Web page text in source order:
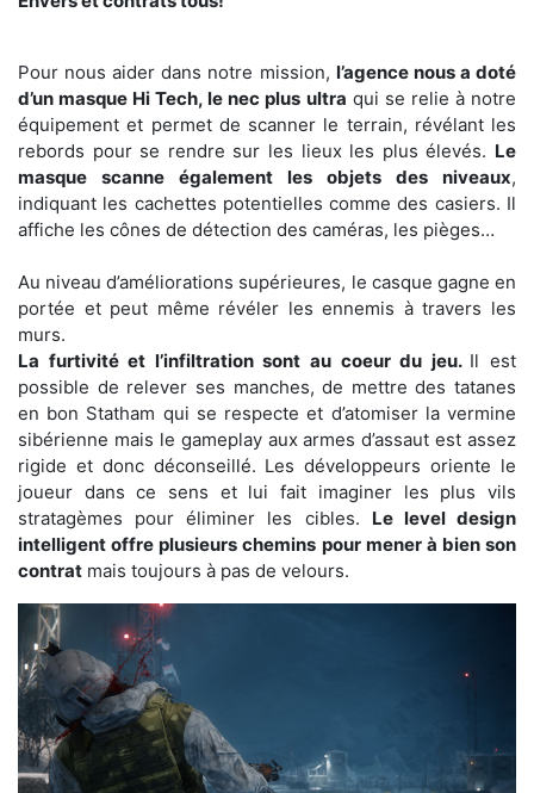
Pour nous aider dans notre mission, l’agence nous a doté
d’un masque Hi Tech, le nec plus ultra qui se relie à notre
équipement et permet de scanner le terrain, révélant les
rebords pour se rendre sur les lieux les plus élevés. Le
masque scanne également les objets des niveaux,
indiquant les cachettes potentielles comme des casiers. Il
affiche les cônes de détection des caméras, les pièges…
Au niveau d’améliorations supérieures, le casque gagne en
portée et peut même révéler les ennemis à travers les
murs.
La furtivité et l’infiltration sont au coeur du jeu. Il est
possible de relever ses manches, de mettre des tatanes
en bon Statham qui se respecte et d’atomiser la vermine
sibérienne mais le gameplay aux armes d’assaut est assez
rigide et donc déconseillé. Les développeurs oriente le
joueur dans ce sens et lui fait imaginer les plus vils
stratagèmes pour éliminer les cibles. Le level design
intelligent offre plusieurs chemins pour mener à bien son
contrat mais toujours à pas de velours.